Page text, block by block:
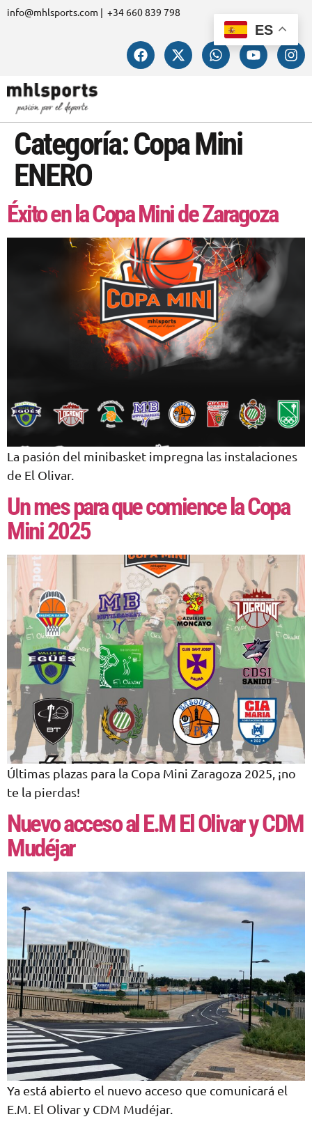
info@mhlsports.com | +34 660 839 798
Categoría:Copa Mini
ENERO
Éxito en la Copa Mini de Zaragoza
La pasión del minibasket impregna las instalaciones
de El Olivar.
Un mes para que comience la Copa
Mini 2025
Últimas plazas para la Copa Mini Zaragoza 2025, ¡no
te la pierdas!
Nuevo acceso al E.M El Olivar y CDM
Mudéjar
Ya está abierto el nuevo acceso que comunicará el
E.M. El Olivar y CDM Mudéjar.
ES